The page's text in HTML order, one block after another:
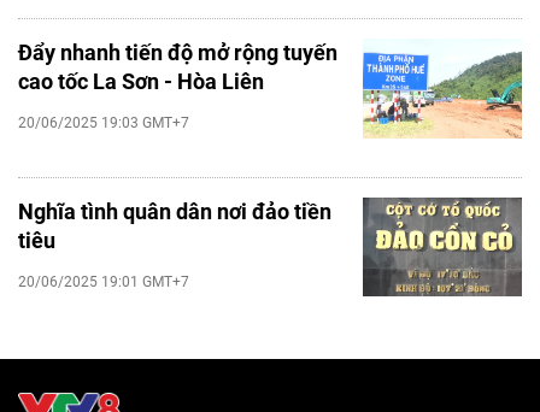
Đẩy nhanh tiến độ mở rộng tuyến
cao tốc La Sơn - Hòa Liên
20/06/2025 19:03 GMT+7
Nghĩa tình quân dân nơi đảo tiền
tiêu
20/06/2025 19:01 GMT+7